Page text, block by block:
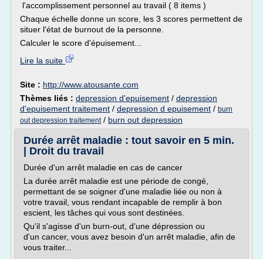
l'accomplissement personnel au travail ( 8 items )
Chaque échelle donne un score, les 3 scores permettent de
situer l'état de burnout de la personne.
Calculer le score d'épuisement...
Lire la suite
Site : http://www.atousante.com
Thèmes liés : depression d'epuisement / depression
d'epuisement traitement / depression d epuisement / burn
out depression traitement/ burn out depression
Durée arrêt maladie : tout savoir en 5 min.
| Droit du travail
Durée d'un arrêt maladie en cas de cancer
La durée arrêt maladie est une période de congé,
permettant de se soigner d'une maladie liée ou non à
votre travail, vous rendant incapable de remplir à bon
escient, les tâches qui vous sont destinées.
Qu'il s'agisse d'un burn-out, d'une dépression ou
d'un cancer, vous avez besoin d'un arrêt maladie, afin de
vous traiter...